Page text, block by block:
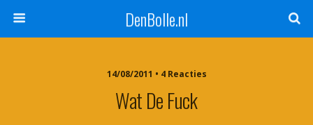
DenBolle.nl
14/08/2011 • 4 Reacties
Wat De Fuck